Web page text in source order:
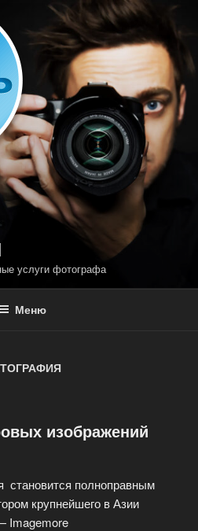
услуги фотографа
Меню
изображений
становится полноправным
крупнейшего в Азии
Imagemore